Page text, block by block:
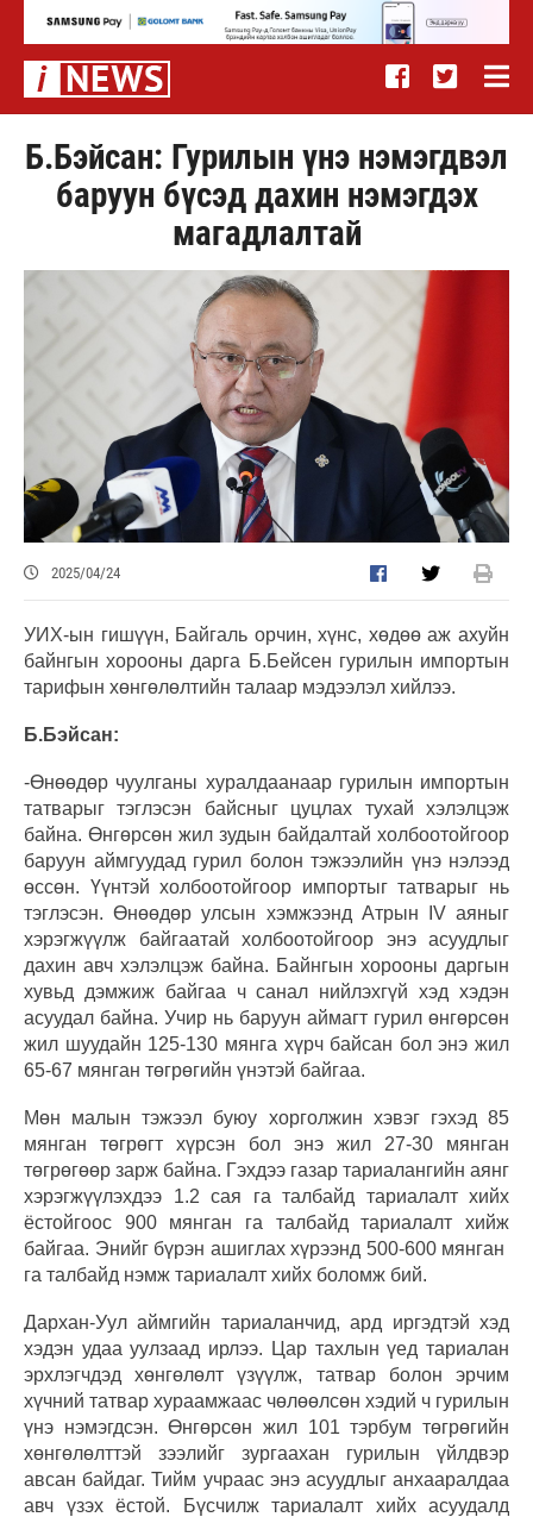
Б.Бэйсан: Гурилын үнэ нэмэгдвэл
баруун бүсэд дахин нэмэгдэх
магадлалтай
2025/04/24
УИХ-ын гишүүн, Байгаль орчин, хүнс, хөдөө аж ахуйн
байнгын хорооны дарга Б.Бейсен гурилын импортын
тарифын хөнгөлөлтийн талаар мэдээлэл хийлээ.
Б.Бэйсан:
-Өнөөдөр чуулганы хуралдаанаар гурилын импортын
татварыг тэглэсэн байсныг цуцлах тухай хэлэлцэж
байна. Өнгөрсөн жил зудын байдалтай холбоотойгоор
баруун аймгуудад гурил болон тэжээлийн үнэ нэлээд
өссөн. Үүнтэй холбоотойгоор импортыг татварыг нь
тэглэсэн. Өнөөдөр улсын хэмжээнд Атрын IV аяныг
хэрэгжүүлж байгаатай холбоотойгоор энэ асуудлыг
дахин авч хэлэлцэж байна. Байнгын хорооны даргын
хувьд дэмжиж байгаа ч санал нийлэхгүй хэд хэдэн
асуудал байна. Учир нь баруун аймагт гурил өнгөрсөн
жил шуудайн 125-130 мянга хүрч байсан бол энэ жил
65-67 мянган төгрөгийн үнэтэй байгаа.
Мөн малын тэжээл буюу хорголжин хэвэг гэхэд 85
мянган төгрөгт хүрсэн бол энэ жил 27-30 мянган
төгрөгөөр зарж байна. Гэхдээ газар тариалангийн аянг
хэрэгжүүлэхдээ 1.2 сая га талбайд тариалалт хийх
ёстойгоос 900 мянган га талбайд тариалалт хийж
байгаа. Энийг бүрэн ашиглах хүрээнд 500-600 мянган
га талбайд нэмж тариалалт хийх боломж бий.
Дархан-Уул аймгийн тариаланчид, ард иргэдтэй хэд
хэдэн удаа уулзаад ирлээ. Цар тахлын үед тариалан
эрхлэгчдэд хөнгөлөлт үзүүлж, татвар болон эрчим
хүчний татвар хураамжаас чөлөөлсөн хэдий ч гурилын
үнэ нэмэгдсэн. Өнгөрсөн жил 101 тэрбум төгрөгийн
хөнгөлөлттэй зээлийг зургаахан гурилын үйлдвэр
авсан байдаг. Тийм учраас энэ асуудлыг анхааралдаа
авч үзэх ёстой. Бүсчилж тариалалт хийх асуудалд